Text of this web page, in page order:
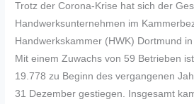
Trotz der Corona-Krise hat sich der
Handwerksunternehmen im
Handwerkskammer (HWK) Dortmund
Mit einem Zuwachs von 59 Betrieben
19.778 zu Beginn des vergangenen
31 Dezember gestiegen. Insgesamt